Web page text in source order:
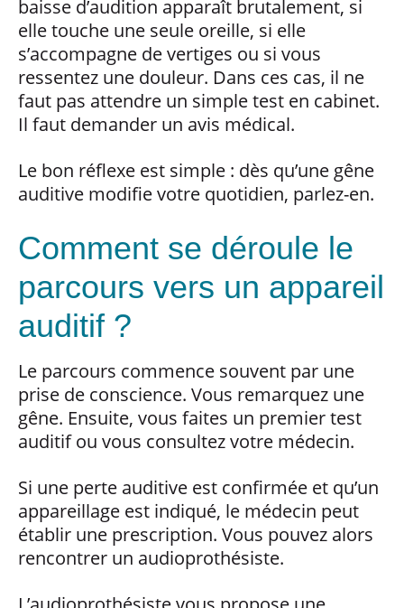
baisse d’audition apparaît brutalement, si
elle touche une seule oreille, si elle
s’accompagne de vertiges ou si vous
ressentez une douleur. Dans ces cas, il ne
faut pas attendre un simple test en cabinet.
Il faut demander un avis médical.
Le bon réflexe est simple : dès qu’une gêne
auditive modifie votre quotidien, parlez-en.
Comment se déroule le
parcours vers un appareil
auditif ?
Le parcours commence souvent par une
prise de conscience. Vous remarquez une
gêne. Ensuite, vous faites un premier test
auditif ou vous consultez votre médecin.
Si une perte auditive est confirmée et qu’un
appareillage est indiqué, le médecin peut
établir une prescription. Vous pouvez alors
rencontrer un audioprothésiste.